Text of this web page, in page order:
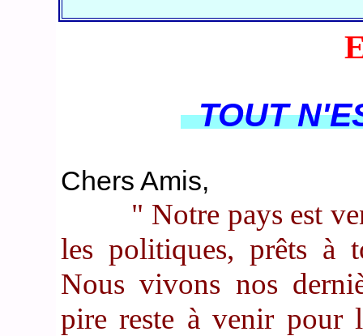
TOUT
Chers Amis,
" Notre pays est
les politiques, prêts à
Nous vivons nos
pire reste à venir pour